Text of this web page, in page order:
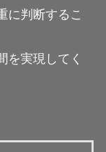
に判断するこ
を実現してく